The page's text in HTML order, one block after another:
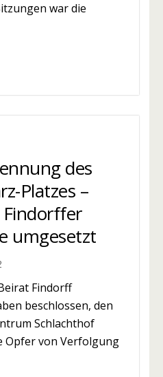
war die
des
Platzes –
Findorffer
umgesetzt
Findorff
beschlossen, den
Schlachthof
Opfer von Verfolgung